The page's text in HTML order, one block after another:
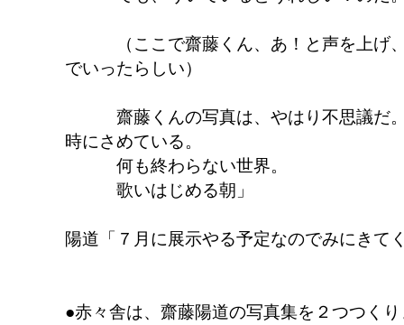
（ここで齋藤くん、あ！と声を上げ、
でいったらしい）
齋藤くんの写真は、やはり不思議だ。
時にさめている。
何も終わらない世界。
歌いはじめる朝」
陽道「７月に展示やる予定なのでみにきて
●赤々舎は、齋藤陽道の写真集を２つつく